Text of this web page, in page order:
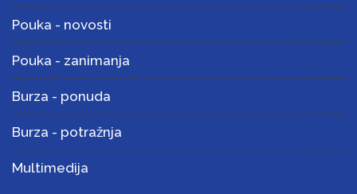
Pouka - novosti
Pouka - zanimanja
Burza - ponuda
Burza - potražnja
Multimedija